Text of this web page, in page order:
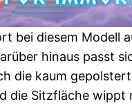
bei diesem Modell
hinaus passt
die kaum
die Sitzfläche